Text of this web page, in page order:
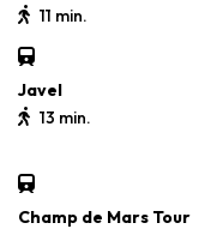
11 min.
Javel
13 min.
Champ de Mars Tour